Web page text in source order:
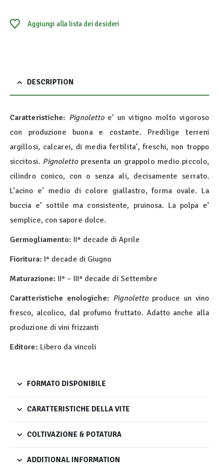
Aggiungi alla lista dei desideri
DESCRIPTION
Caratteristiche: Pignolettoe’ un vitigno molto vigoroso
con produzione buona e costante. Predilige terreni
argillosi, calcarei, di media fertilita’, freschi, non troppo
siccitosi. Pignolettopresenta un grappolo medio piccolo,
cilindro conico, con o senza ali, decisamente serrato.
L’acino e’ medio di colore giallastro, forma ovale. La
buccia e’ sottile ma consistente, pruinosa. La polpa e’
semplice, con sapore dolce.
Germogliamento: II° decade di Aprile
Fioritura: I° decade di Giugno
Maturazione: II° – III° decade di Settembre
Caratteristiche enologiche: Pignolettoproduce un vino
fresco, alcolico, dal profumo fruttato. Adatto anche alla
produzione di vini frizzanti
Editore: Libero da vincoli
FORMATO DISPONIBILE
CARATTERISTICHE DELLA VITE
COLTIVAZIONE & POTATURA
ADDITIONAL INFORMATION